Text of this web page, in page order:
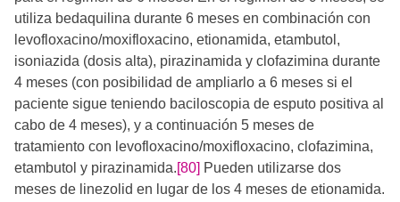
utiliza bedaquilina durante 6 meses en combinación con
levofloxacino/moxifloxacino, etionamida, etambutol,
isoniazida (dosis alta), pirazinamida y clofazimina durante
4 meses (con posibilidad de ampliarlo a 6 meses si el
paciente sigue teniendo baciloscopia de esputo positiva al
cabo de 4 meses), y a continuación 5 meses de
tratamiento con levofloxacino/moxifloxacino, clofazimina,
etambutol y pirazinamida.[80] ​ Pueden utilizarse dos
meses de linezolid en lugar de los 4 meses de etionamida.